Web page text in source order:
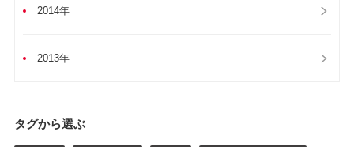
2014年
2013年
タグから選ぶ